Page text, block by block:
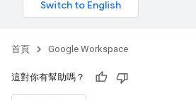
首頁 Google Workspace
這對你有幫助嗎？